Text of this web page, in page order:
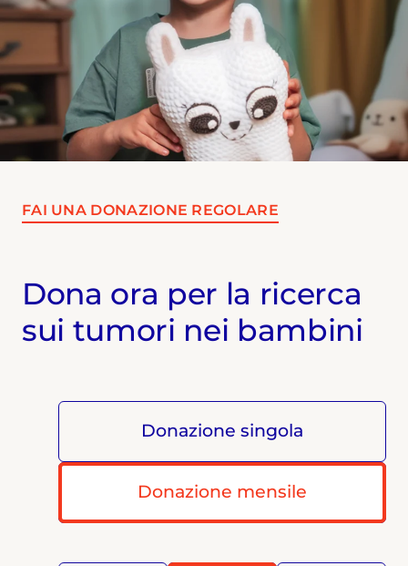
FAI UNA DONAZIONE REGOLARE
Dona ora per la ricerca
sui tumori nei bambini
Donazione singola
Donazione mensile